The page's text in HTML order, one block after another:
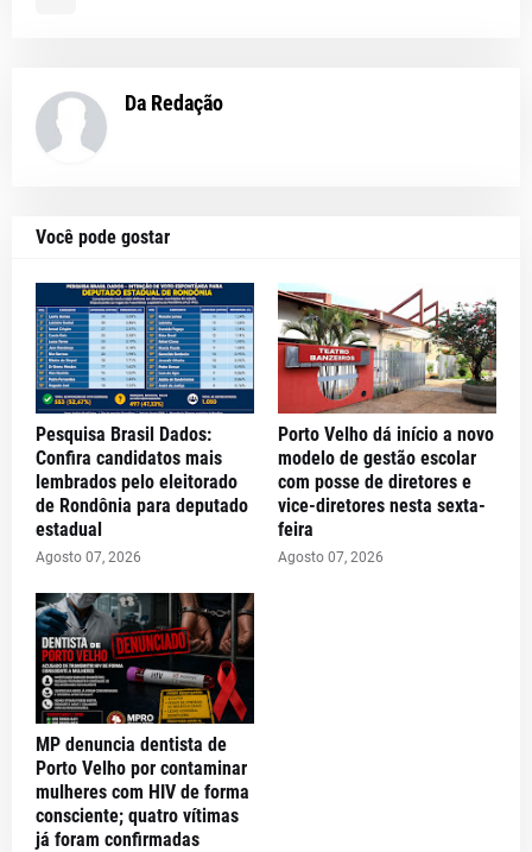
Da Redação
Você pode gostar
Pesquisa Brasil Dados:
Confira candidatos mais
lembrados pelo eleitorado
de Rondônia para deputado
estadual
Agosto 07, 2026
Porto Velho dá início a novo
modelo de gestão escolar
com posse de diretores e
vice-diretores nesta sexta-
feira
Agosto 07, 2026
MP denuncia dentista de
Porto Velho por contaminar
mulheres com HIV de forma
consciente; quatro vítimas
já foram confirmadas